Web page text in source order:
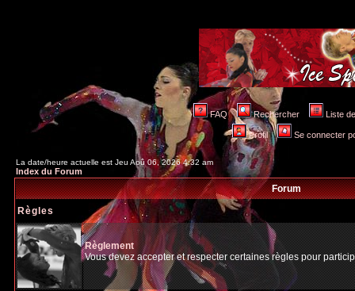
FAQ Rechercher Liste
Profil Se connecter
La date/heure actuelle est Jeu Aoû 06, 2026 4:32 am
Index du Forum
Forum
Règles
Règlement
Vous devez accepter et respecter certaines règles pour